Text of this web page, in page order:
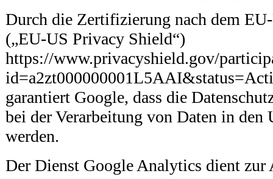
Durch die Zertifizierung nach dem
(„EU-US Privacy Shield“)
https://www.privacyshield.gov/
garantiert Google, dass die
bei der Verarbeitung von Daten in den
werden.
Der Dienst Google Analytics dient zur